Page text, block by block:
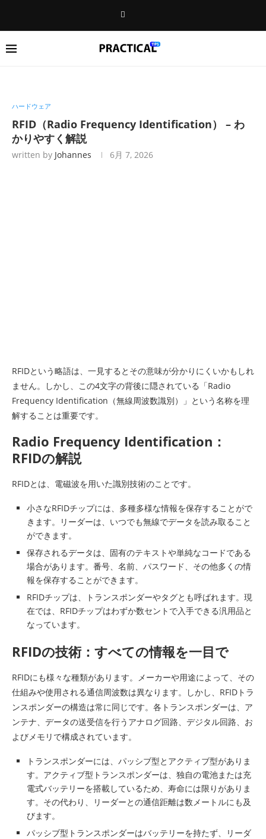
ハードウェア
RFID（Radio Frequency Identification） – わ
かりやすく解説
written by Johannes 6月 7, 2026
RFIDという略語は、一見するとその意味が分かりにくいかもしれ
ません。しかし、この4文字の背後に隠されている「Radio
Frequency Identification（無線周波数識別）」という名称を理
解することは重要です。
Radio Frequency Identification：
RFIDの解説
RFIDとは、電磁波を用いた識別技術のことです。
小さなRFIDチップには、多種多様な情報を保存することがで
きます。リーダーは、いつでも無線でデータを読み取ること
ができます。
保存されるデータは、固有のテキストや単純なコードである
場合があります。番号、名前、パスワード、その他多くの情
報を保存することができます。
RFIDチップは、トランスポンダーやタグとも呼ばれます。現
在では、RFIDチップはわずか数セントで入手できる汎用品と
なっています。
RFIDの技術：すべての情報を一目で
RFIDにも様々な種類があります。メーカーや用途によって、その
仕組みや使用される通信周波数は異なります。しかし、RFIDトラ
ンスポンダーの構造は常に同じです。各トランスポンダーは、ア
ンテナ、データの送受信を行うアナログ回路、デジタル回路、お
よびメモリで構成されています。
トランスポンダーには、パッシブ型とアクティブ型がありま
す。アクティブ型トランスポンダーは、独自の電池または充
電式バッテリーを搭載しているため、寿命には限りがありま
す。その代わり、リーダーとの通信距離は数メートルにも及
びます。
パッシブ型トランスポンダーはバッテリーを持たず、リーダ